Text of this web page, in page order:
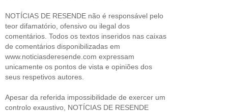
NOTÍCIAS DE RESENDE não é responsável pelo
teor difamatório, ofensivo ou ilegal dos
comentários. Todos os textos inseridos nas caixas
de comentários disponibilizadas em
www.noticiasderesende.com expressam
unicamente os pontos de vista e opiniões dos
seus respetivos autores.
Apesar da referida impossibilidade de exercer um
controlo exaustivo, NOTÍCIAS DE RESENDE